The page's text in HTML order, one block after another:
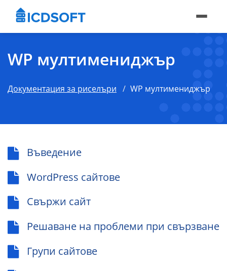
WP мултимениджър
Документация за риселъри WP мултимениджър
Въведение
WordPress сайтове
Свържи сайт
Решаване на проблеми при свързване
Групи сайтове